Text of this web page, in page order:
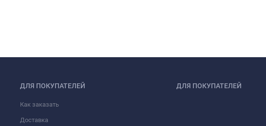
ДЛЯ ПОКУПАТЕЛЕЙ
Как заказать
Доставка
ДЛЯ ПОКУПАТЕЛЕЙ